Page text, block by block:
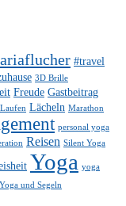
#travel
3D Brille
Freude Gastbeitrag
Laufen Lächeln Marathon
personal yoga
Reisen Silent Yoga
Yoga yoga
Yoga und Segeln